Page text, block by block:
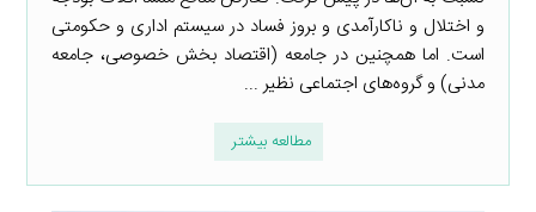
و اختلال و ناکارآمدی و بروز فساد در سیستم اداری و حکومتی
است. اما همچنین در جامعه (اقتصاد بخش خصوصی، جامعه
مدنی) و گروه‌های اجتماعی نظیر ...
مطالعه بیشتر